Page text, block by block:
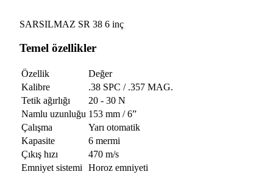
SARSILMAZ SR 38 6 inç
Temel özellikler
Özellik
Değer
Kalibre
.38 SPC / .357 MAG.
Tetik ağırlığı
20 - 30 N
Namlu uzunluğu 153 mm / 6”
Çalışma
Yarı otomatik
Kapasite
6 mermi
Çıkış hızı
470 m/s
Emniyet sistemi
Horoz emniyeti